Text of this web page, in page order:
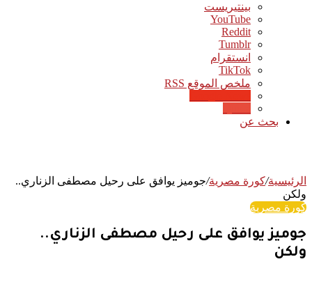
بينتيريست
‫YouTube
انستقرام
‫TikTok
ملخص الموقع RSS
بحث عن
الرئيسية/كورة مصرية/جوميز يوافق على رحيل مصطفى الزناري..
ولكن
كورة مصرية
جوميز يوافق على رحيل مصطفى الزناري..
ولكن